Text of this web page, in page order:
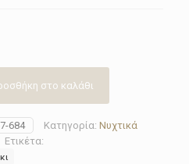
στο καλάθι
684 Κατηγορία: Νυχτικά
Ετικέτα: